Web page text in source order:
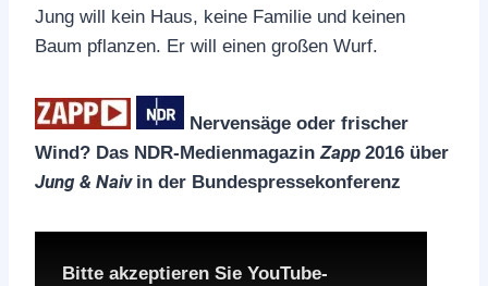
Jung will kein Haus, keine Familie und keinen
Baum pflanzen. Er will einen großen Wurf.
Nervensäge oder frischer
Wind? Das NDR-MedienmagazinZapp 2016 über
Jung & Naiv in der Bundespressekonferenz
Bitte akzeptieren Sie YouTube-